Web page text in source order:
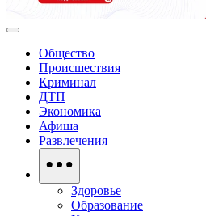
Общество
Происшествия
Криминал
ДТП
Экономика
Афиша
Развлечения
Здоровье
Образование